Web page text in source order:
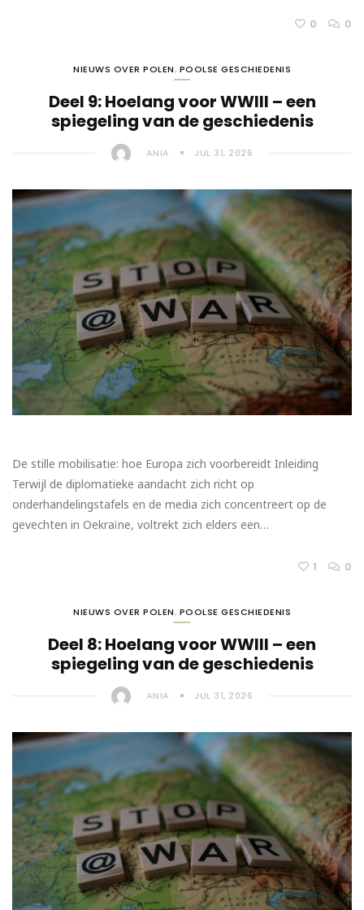
0 0
NIEUWS OVER POLEN, POOLSE GESCHIEDENIS
Deel 9: Hoelang voor WWIII – een
spiegeling van de geschiedenis
ANIA JUL 31, 2026
De stille mobilisatie: hoe Europa zich voorbereidt Inleiding
Terwijl de diplomatieke aandacht zich richt op
onderhandelingstafels en de media zich concentreert op de
gevechten in Oekraïne, voltrekt zich elders een…
1 0
NIEUWS OVER POLEN, POOLSE GESCHIEDENIS
Deel 8: Hoelang voor WWIII – een
spiegeling van de geschiedenis
ANIA JUL 31, 2026